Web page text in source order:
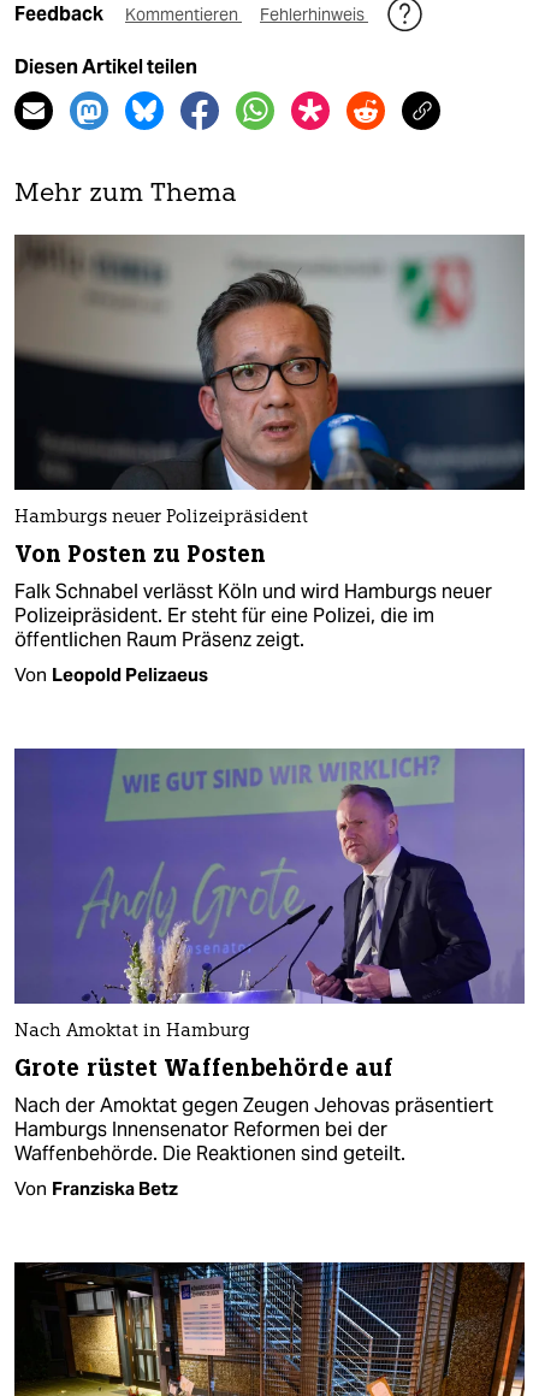
Feedback Kommentieren Fehlerhinweis
Diesen Artikel teilen
Mehr zum Thema
Hamburgs neuer Polizeipräsident
Von Posten zu Posten
Falk Schnabel verlässt Köln und wird Hamburgs neuer
Polizeipräsident. Er steht für eine Polizei, die im
öffentlichen Raum Präsenz zeigt.
Von Leopold Pelizaeus
Nach Amoktat in Hamburg
Grote rüstet Waffenbehörde auf
Nach der Amoktat gegen Zeugen Jehovas präsentiert
Hamburgs Innensenator Reformen bei der
Waffenbehörde. Die Reaktionen sind geteilt.
Von Franziska Betz